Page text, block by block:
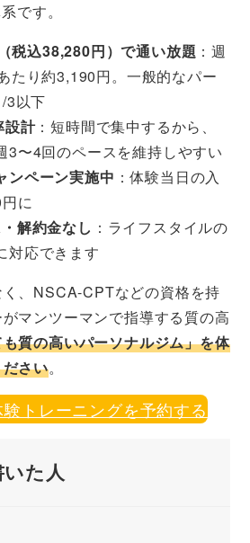
です。
税込38,280円）で通い放題 ：週
たり約3,190円。一般的なパー
3以下
設計：短時間で集中するから、
3〜4回のペースを維持しやすい
ンペーン実施中 ：体験当日の入
に
解約金なし ：ライフスタイルの
対応できます
、NSCA-CPTなどの資格を持
マンツーマンで指導する質の高
質の高いパーソナルジム」を体
さい。
トレーニングを予約する
た人